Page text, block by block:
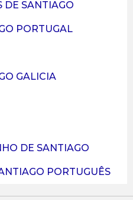
DE SANTIAGO
PORTUGAL
GALICIA
DE SANTIAGO
PORTUGUÊS